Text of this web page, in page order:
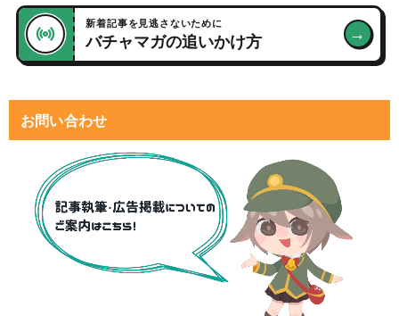
新着記事を見逃さないために
バチャマガの追いかけ方 →
お問い合わせ